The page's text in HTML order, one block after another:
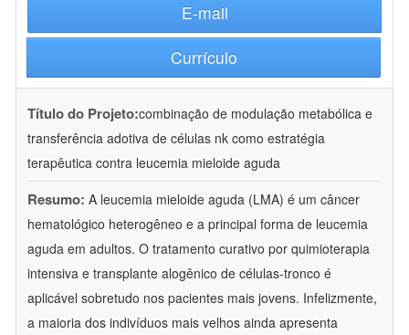
E-mail
Currículo
Título do Projeto:combinação de modulação metabólica e
transferência adotiva de células nk como estratégia
terapêutica contra leucemia mieloide aguda
Resumo: A leucemia mieloide aguda (LMA) é um câncer
hematológico heterogêneo e a principal forma de leucemia
aguda em adultos. O tratamento curativo por quimioterapia
intensiva e transplante alogênico de células-tronco é
aplicável sobretudo nos pacientes mais jovens. Infelizmente,
a maioria dos indivíduos mais velhos ainda apresenta